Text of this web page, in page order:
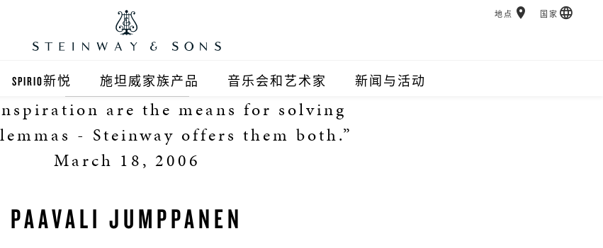
店
SPIRIO新悦 施坦威家族产品
施坦威钢琴
波士顿钢琴
艾塞克斯钢琴
音乐会和艺术家 新闻与活动
地点 国家
are the means for solving
- Steinway offers them both.”
March 18, 2006
PAAVALI JUMPPANEN